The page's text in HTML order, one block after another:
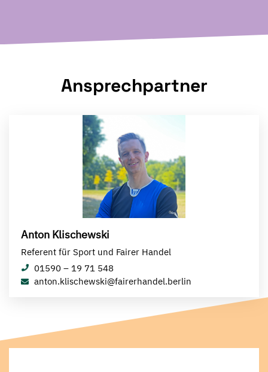
Ansprechpartner
Anton Klischewski
Referent für Sport und Fairer Handel
01590 – 19 71 548
anton.klischewski@fairerhandel.berlin